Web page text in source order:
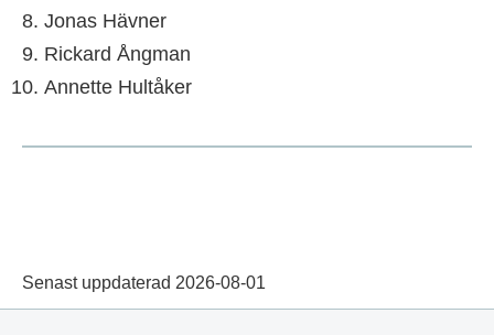
Jonas Hävner
Rickard Ångman
Annette Hultåker
Senast uppdaterad 2026-08-01